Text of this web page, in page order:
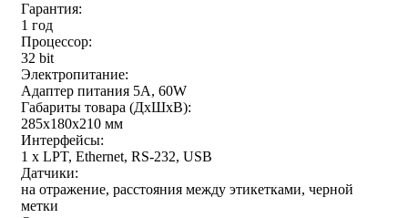
Гарантия:
1 год
Процессор:
32 bit
Электропитание:
Адаптер питания 5А, 60W
Габариты товара (ДxШxВ):
285х180х210 мм
Интерфейсы:
1 x LPT, Ethernet, RS-232, USB
Датчики:
на отражение, расстояния между этикетками, черной
метки